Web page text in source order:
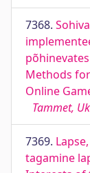
7368.
Methods
Online
Tammet,
7369.
tagamine